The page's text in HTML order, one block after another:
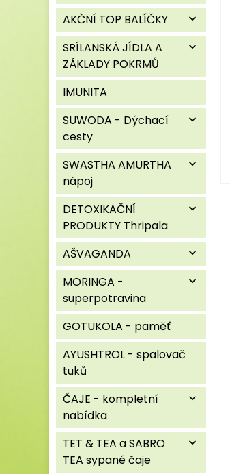
AKČNÍ TOP BALÍČKY expand_more
SRÍLANSKÁ JÍDLA A
ZÁKLADY POKRMŮ
expand_more
IMUNITA
SUWODA - Dýchací
cesty
expand_more
SWASTHA AMURTHA
nápoj
expand_more
DETOXIKAČNÍ
PRODUKTY Thripala
expand_more
AŠVAGANDA expand_more
MORINGA -
superpotravina
expand_more
GOTUKOLA - paměť
AYUSHTROL - spalovač
tuků
ČAJE - kompletní
nabídka
expand_more
TET & TEA a SABRO
TEA sypané čaje
expand_more